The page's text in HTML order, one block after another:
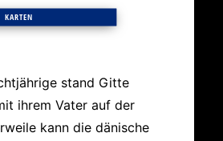
KARTEN
stand Gitte
ihrem Vater auf der
kann die dänische